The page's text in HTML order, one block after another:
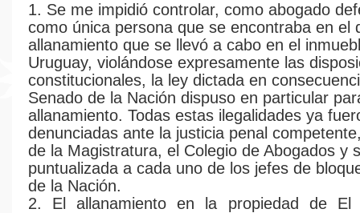
1. Se me impidió controlar, como abogado
como única persona que se encontraba en el
allanamiento que se llevó a cabo en el
Uruguay, violándose expresamente las
constitucionales, la ley dictada en
Senado de la Nación dispuso en particular
allanamiento. Todas estas ilegalidades ya
denunciadas ante la justicia penal
de la Magistratura, el Colegio de Abogados y
puntualizada a cada uno de los jefes de
de la Nación.
2. El allanamiento en la propiedad de El